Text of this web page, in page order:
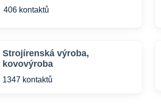
406 kontaktů
Strojírenská výroba,
kovovýroba
1347 kontaktů